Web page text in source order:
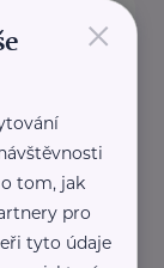
pomoci v
×
tom, jak
pro
tyto údaje